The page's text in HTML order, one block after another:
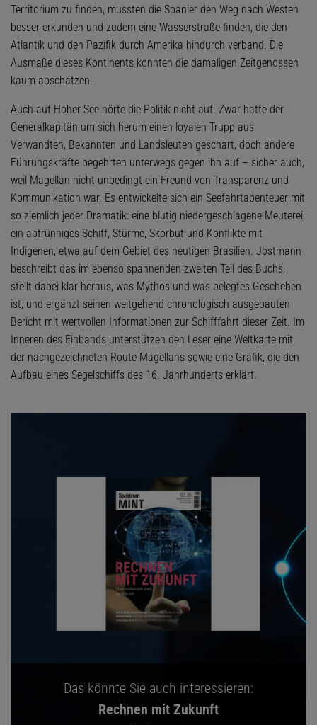
Territorium zu finden, mussten die Spanier den Weg nach Westen
besser erkunden und zudem eine Wasserstraße finden, die den
Atlantik und den Pazifik durch Amerika hindurch verband. Die
Ausmaße dieses Kontinents konnten die damaligen Zeitgenossen
kaum abschätzen.
Auch auf Hoher See hörte die Politik nicht auf. Zwar hatte der
Generalkapitän um sich herum einen loyalen Trupp aus
Verwandten, Bekannten und Landsleuten geschart, doch andere
Führungskräfte begehrten unterwegs gegen ihn auf – sicher auch,
weil Magellan nicht unbedingt ein Freund von Transparenz und
Kommunikation war. Es entwickelte sich ein Seefahrtabenteuer mit
so ziemlich jeder Dramatik: eine blutig niedergeschlagene Meuterei,
ein abtrünniges Schiff, Stürme, Skorbut und Konflikte mit
Indigenen, etwa auf dem Gebiet des heutigen Brasilien. Jostmann
beschreibt das im ebenso spannenden zweiten Teil des Buchs,
stellt dabei klar heraus, was Mythos und was belegtes Geschehen
ist, und ergänzt seinen weitgehend chronologisch ausgebauten
Bericht mit wertvollen Informationen zur Schifffahrt dieser Zeit. Im
Inneren des Einbands unterstützen den Leser eine Weltkarte mit
der nachgezeichneten Route Magellans sowie eine Grafik, die den
Aufbau eines Segelschiffs des 16. Jahrhunderts erklärt.
Das könnte Sie auch interessieren:
Rechnen mit Zukunft